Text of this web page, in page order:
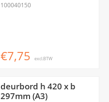
100040150
€7,75 excl.BTW
deurbord h 420 x b
297mm (A3)